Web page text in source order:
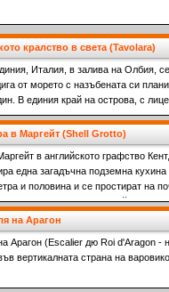
кралство в света (Tavolara)
Италия, в залива на Олбия,
от морето с назъбената си
В единия край на острова, с
склонове се спускат надолу, за
е единствената обитаема част
Бертолеоне са живели през
в Маргейт (Shell Grotto)
в английското графство
една загадъчна подземна
и половина и се простират на
като типичен английски
и с каква цел – това все още е
украсени стените и тавана на
на Арагон
Арагон (Escalier дю Roi d'Aragon -
вертикалната страна на